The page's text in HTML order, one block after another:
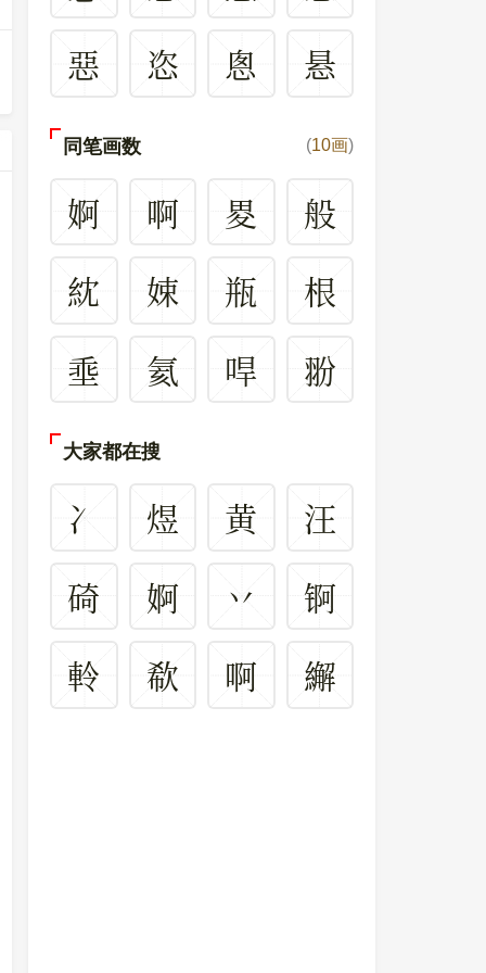
惡
恣 悤 悬
同笔画数 (10画)
婀 啊 畟
般
紞
娕 瓶
根
埀
氦 哻 翂
大家都在搜
冫 煜 黄
汪
碕
婀 丷
锕
軨
欷 啊 繲